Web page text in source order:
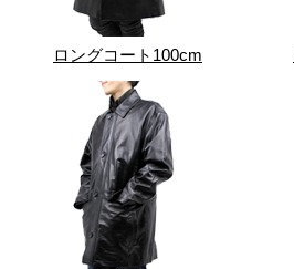
ロングコート100cm